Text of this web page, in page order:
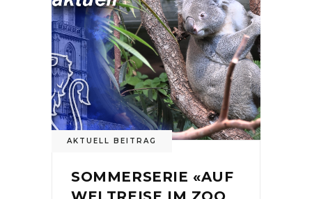
AKTUELL BEITRAG
SOMMERSERIE «AUF